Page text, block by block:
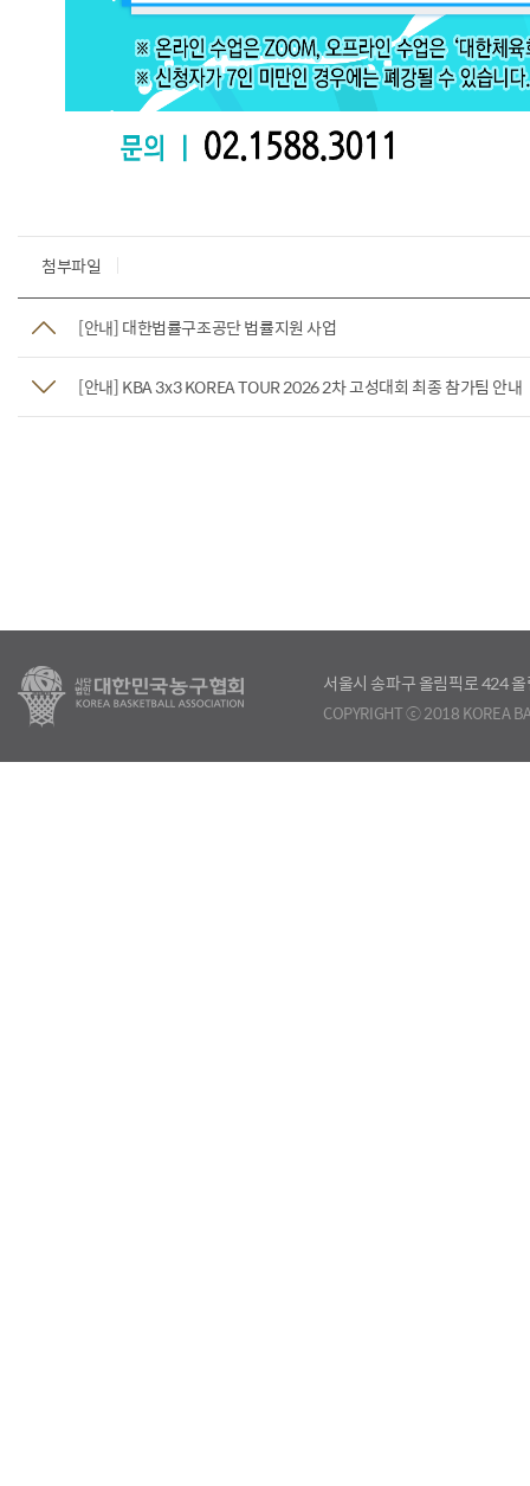
첨부파일
[안내] 대한법률구조공단 법률지원 사업
[안내] KBA 3x3 KOREA TOUR 2026 2차 고성대회 최종 참가팀 안내
서울시 송파구 올림픽로 424
COPYRIGHT ⓒ 2018 KOREA